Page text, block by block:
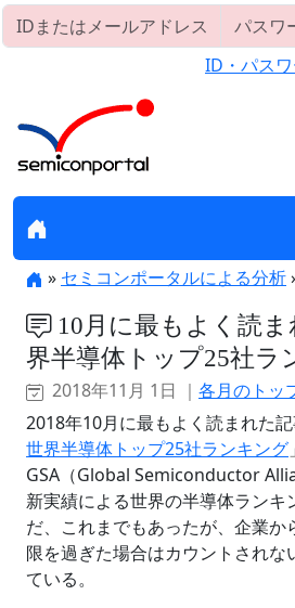
ID・パス
» セミコンポータルによる分析
10月に最もよく読ま
界半導体トップ25社ラ
2018年11月 1日 ｜ 各月のトッ
2018年10月に最もよく読まれた
世界半導体トップ25社ランキング
GSA（Global Semiconductor
新実績による世界の半導体ランキ
だ、これまでもあったが、企業か
限を過ぎた場合はカウントされな
ている。